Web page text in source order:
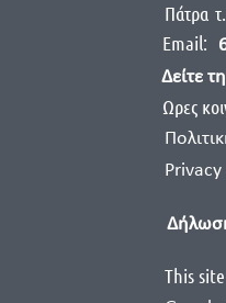
Πάτρα
Email:
Δείτε
Ωρες
This